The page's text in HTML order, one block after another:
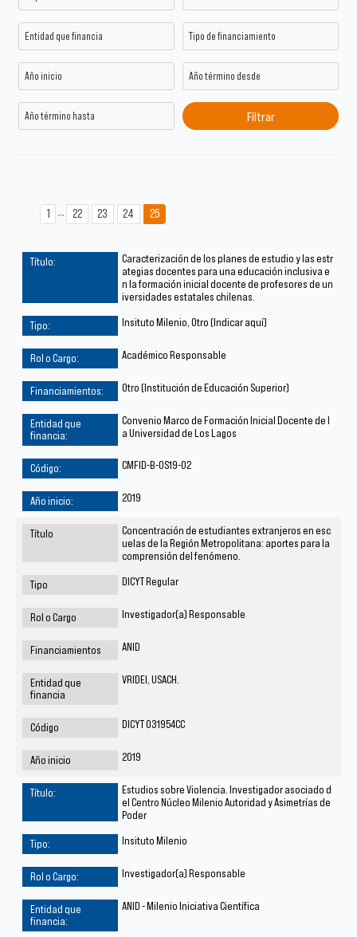
1 ... 22 23 24 25
Caracterización de los planes de estudio y las estr
ategias docentes para una educación inclusiva e
n la formación inicial docente de profesores de un
iversidades estatales chilenas.
Insituto Milenio, Otro (Indicar aquí)
Académico Responsable
Otro (Institución de Educación Superior)
Convenio Marco de Formación Inicial Docente de l
a Universidad de Los Lagos
CMFID-B-OS19-02
2019
Concentración de estudiantes extranjeros en esc
uelas de la Región Metropolitana: aportes para la
comprensión del fenómeno.
DICYT Regular
Investigador(a) Responsable
ANID
VRIDEI, USACH.
DICYT 031954CC
2019
Estudios sobre Violencia. Investigador asociado d
el Centro Núcleo Milenio Autoridad y Asimetrías de
Poder
Insituto Milenio
Investigador(a) Responsable
ANID - Milenio Iniciativa Científica